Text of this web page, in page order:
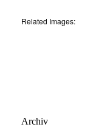
Related Images:
Archiv